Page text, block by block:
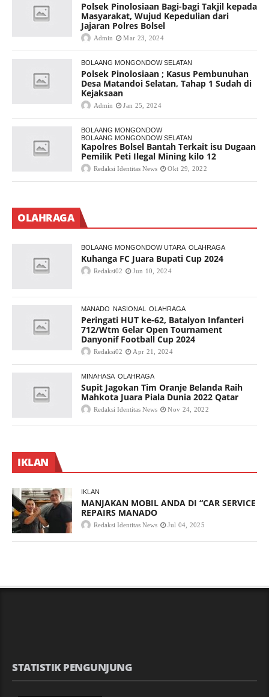
Polsek Pinolosiaan Bagi-bagi Takjil kepada
Masyarakat, Wujud Kepedulian dari
Jajaran Polres Bolsel
Admin Mar 23, 2024
BOLAANG MONGONDOW SELATAN
Polsek Pinolosiaan ; Kasus Pembunuhan
Desa Matandoi Selatan, Tahap 1 Sudah di
Kejaksaan
Admin Jan 25, 2024
BOLAANG MONGONDOW
BOLAANG MONGONDOW SELATAN
Kapolres Bolsel Bantah Terkait isu Dugaan
Pemilik Peti Ilegal Mining kilo 12
Redaksi Identitas News Okt 29, 2022
OLAHRAGA
BOLAANG MONGONDOW UTARA OLAHRAGA
Kuhanga FC Juara Bupati Cup 2024
Redaksi02 Jun 10, 2024
MANADO NASIONAL OLAHRAGA
Peringati HUT ke-62, Batalyon Infanteri
712/Wtm Gelar Open Tournament
Danyonif Football Cup 2024
Redaksi02 Apr 21, 2024
MINAHASA OLAHRAGA
Supit Jagokan Tim Oranje Belanda Raih
Mahkota Juara Piala Dunia 2022 Qatar
Redaksi Identitas News Nov 24, 2022
IKLAN
IKLAN
MANJAKAN MOBIL ANDA DI “CAR SERVICE
REPAIRS MANADO
Redaksi Identitas News Jul 04, 2025
STATISTIK PENGUNJUNG